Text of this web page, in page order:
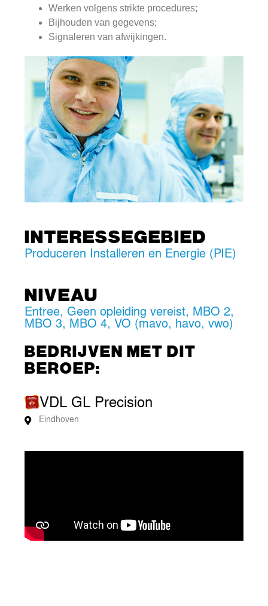
Werken volgens strikte procedures;
Bijhouden van gegevens;
Signaleren van afwijkingen.
INTERESSEGEBIED
Produceren Installeren en Energie (PIE)
NIVEAU
Entree, Geen opleiding vereist, MBO 2,
MBO 3, MBO 4, VO (mavo, havo, vwo)
BEDRIJVEN MET DIT
BEROEP:
VDL GL Precision
Eindhoven